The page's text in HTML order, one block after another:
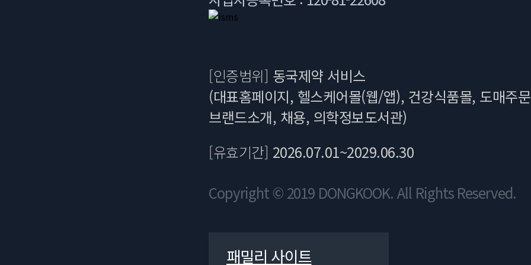
[인증범위] 동국제약 서비스
(대표홈페이지, 헬스케어몰(웹/앱), 건강식품몰, 도매주
브랜드소개, 채용, 의학정보도서관)
[유효기간] 2026.07.01~2029.06.30
Copyright © 2019 DONGKOOK. All Rights Reserved.
패밀리 사이트